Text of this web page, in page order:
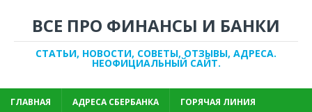
ВСЕ ПРО ФИНАНСЫ И БАНКИ
СТАТЬИ, НОВОСТИ, СОВЕТЫ, ОТЗЫВЫ, АДРЕСА.
НЕОФИЦИАЛЬНЫЙ САЙТ.
ГЛАВНАЯ АДРЕСА СБЕРБАНКА ГОРЯЧАЯ ЛИНИЯ